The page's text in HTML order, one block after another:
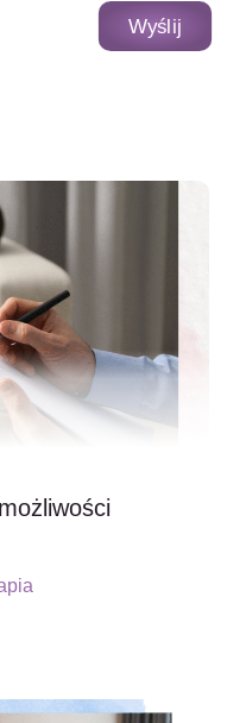
Wyślij